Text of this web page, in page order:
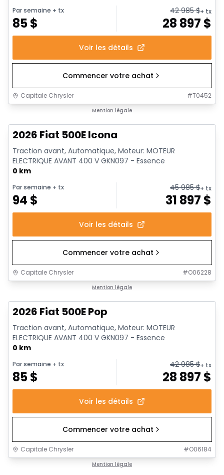
Par semaine + tx
85$
42 985$+ tx
28 897 $
Voir les détails
Commencer votre achat
Capitale Chrysler #T0452
Mention légale
2026 Fiat 500E Icona
Traction avant, Automatique, Moteur: MOTEUR
ELECTRIQUE AVANT 400 V GKN097 - Essence
0 km
Par semaine + tx
94 $
45 985$+ tx
31 897 $
Voir les détails
Commencer votre achat
Capitale Chrysler #O06228
Mention légale
2026 Fiat 500E Pop
Traction avant, Automatique, Moteur: MOTEUR
ELECTRIQUE AVANT 400 V GKN097 - Essence
0 km
Par semaine + tx
85$
42 985$+ tx
28 897 $
Voir les détails
Commencer votre achat
Capitale Chrysler #O06184
Mention légale